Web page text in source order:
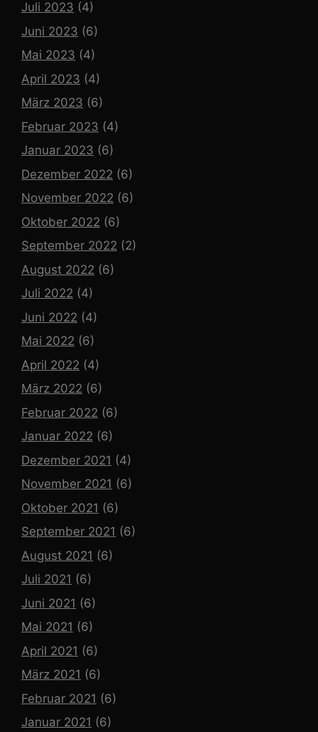
Juli 2023 (4)
Juni 2023 (6)
Mai 2023 (4)
April 2023 (4)
März 2023 (6)
Februar 2023 (4)
Januar 2023 (6)
Dezember 2022 (6)
November 2022 (6)
Oktober 2022 (6)
September 2022 (2)
August 2022 (6)
Juli 2022 (4)
Juni 2022 (4)
Mai 2022 (6)
April 2022 (4)
März 2022 (6)
Februar 2022 (6)
Januar 2022 (6)
Dezember 2021 (4)
November 2021 (6)
Oktober 2021 (6)
September 2021 (6)
August 2021 (6)
Juli 2021 (6)
Juni 2021 (6)
Mai 2021 (6)
April 2021 (6)
März 2021 (6)
Februar 2021 (6)
Januar 2021 (6)